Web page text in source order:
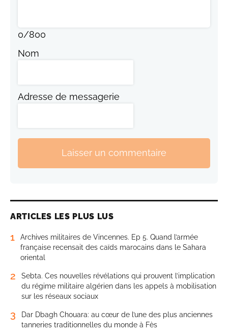
0/800
Nom
Adresse de messagerie
Laisser un commentaire
ARTICLES LES PLUS LUS
1
Archives militaires de Vincennes. Ep 5. Quand l’armée
française recensait des caïds marocains dans le Sahara
oriental
2
Sebta. Ces nouvelles révélations qui prouvent l’implication
du régime militaire algérien dans les appels à mobilisation
sur les réseaux sociaux
3
Dar Dbagh Chouara: au cœur de l’une des plus anciennes
tanneries traditionnelles du monde à Fès